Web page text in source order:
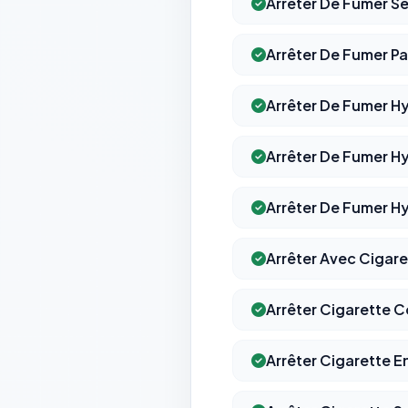
Arrêter De Fumer
Arrêter De Fumer
Arrêter De Fumer
Arrêter De Fumer
Arrêter Avec
Arrêter Cigarette
Arrêter Cigarette